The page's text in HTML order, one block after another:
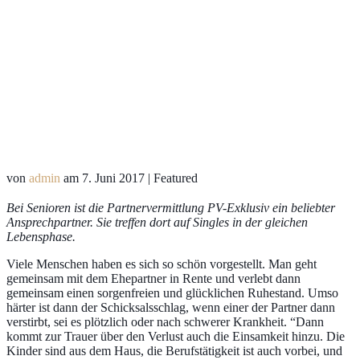
von admin am 7. Juni 2017 | Featured
Bei Senioren ist die Partnervermittlung PV-Exklusiv ein beliebter
Ansprechpartner. Sie treffen dort auf Singles in der gleichen
Lebensphase.
Viele Menschen haben es sich so schön vorgestellt. Man geht
gemeinsam mit dem Ehepartner in Rente und verlebt dann
gemeinsam einen sorgenfreien und glücklichen Ruhestand. Umso
härter ist dann der Schicksalsschlag, wenn einer der Partner dann
verstirbt, sei es plötzlich oder nach schwerer Krankheit. “Dann
kommt zur Trauer über den Verlust auch die Einsamkeit hinzu. Die
Kinder sind aus dem Haus, die Berufstätigkeit ist auch vorbei, und